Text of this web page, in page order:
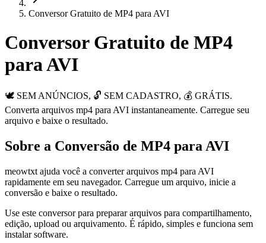
Conversor Gratuito de MP4 para AVI
Conversor Gratuito de MP4
para AVI
🕊️ SEM ANÚNCIOS, 🔓 SEM CADASTRO, 💰 GRÁTIS.
Converta arquivos mp4 para AVI instantaneamente. Carregue seu
arquivo e baixe o resultado.
Sobre a Conversão de MP4 para AVI
meowtxt ajuda você a converter arquivos mp4 para AVI
rapidamente em seu navegador. Carregue um arquivo, inicie a
conversão e baixe o resultado.
Use este conversor para preparar arquivos para compartilhamento,
edição, upload ou arquivamento. É rápido, simples e funciona sem
instalar software.